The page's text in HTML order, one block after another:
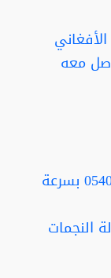
معه
لتكثيف الشعر 0540428830 إطلالة النجمات